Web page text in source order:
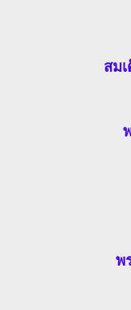
สม
พ